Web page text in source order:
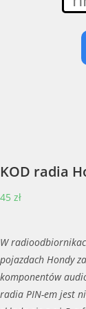
KOD radia
45 zł
W
pojazdach Hondy
komponentów
radia PIN-em jest